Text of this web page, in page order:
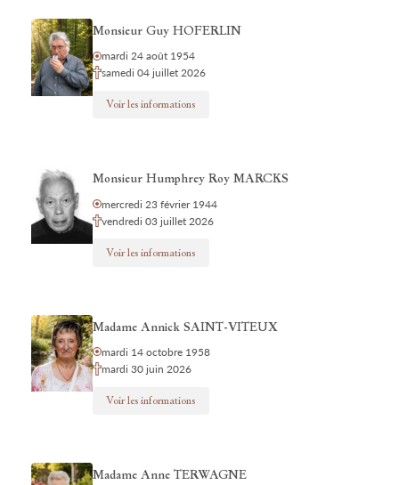
Monsieur Guy HOFERLIN
mardi 24 août 1954
samedi 04 juillet 2026
Voir les informations
Monsieur Humphrey Roy MARCKS
mercredi 23 février 1944
vendredi 03 juillet 2026
Voir les informations
Madame Annick SAINT-VITEUX
mardi 14 octobre 1958
mardi 30 juin 2026
Voir les informations
Madame Anne TERWAGNE